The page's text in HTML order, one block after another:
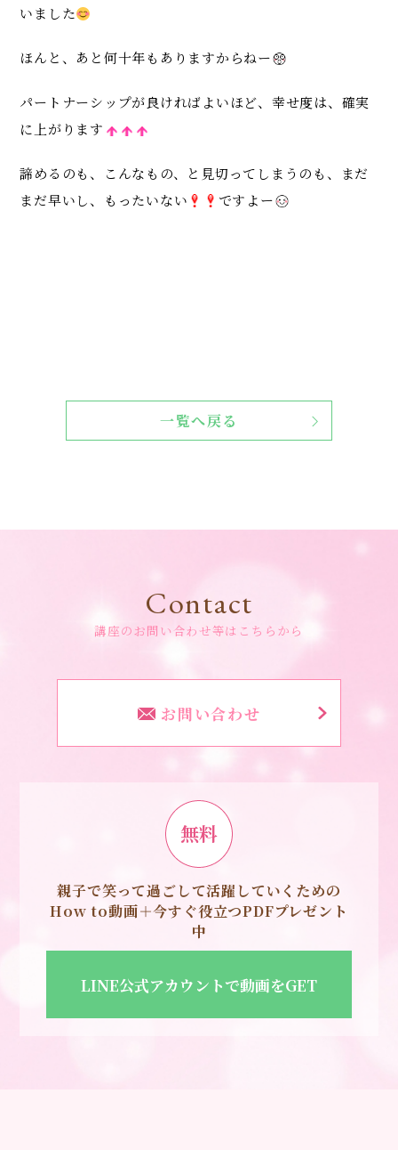
いました
ほんと、あと何十年もありますからねー
パートナーシップが良ければよいほど、幸せ度は、確実
に上がります
諦めるのも、こんなもの、と見切ってしまうのも、まだ
まだ早いし、もったいない
ですよー
一覧へ戻る
Contact
講座のお問い合わせ等はこちらから
お問い合わせ
無料
親子で笑って過ごして活躍していくための
How to動画＋今すぐ役立つPDFプレゼント
中
LINE公式アカウントで動画をGET